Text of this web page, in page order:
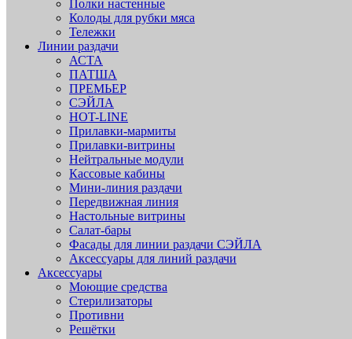
Полки настенные
Колоды для рубки мяса
Тележки
Линии раздачи
АСТА
ПАТША
ПРЕМЬЕР
СЭЙЛА
HOT-LINE
Прилавки-мармиты
Прилавки-витрины
Нейтральные модули
Кассовые кабины
Мини-линия раздачи
Передвижная линия
Настольные витрины
Салат-бары
Фасады для линии раздачи СЭЙЛА
Аксессуары для линий раздачи
Аксессуары
Моющие средства
Стерилизаторы
Противни
Решётки